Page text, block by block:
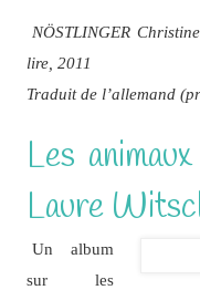
NÖSTLINGER
lire, 2011
Traduit de l’allemand
Les
Laure
Un album
sur les